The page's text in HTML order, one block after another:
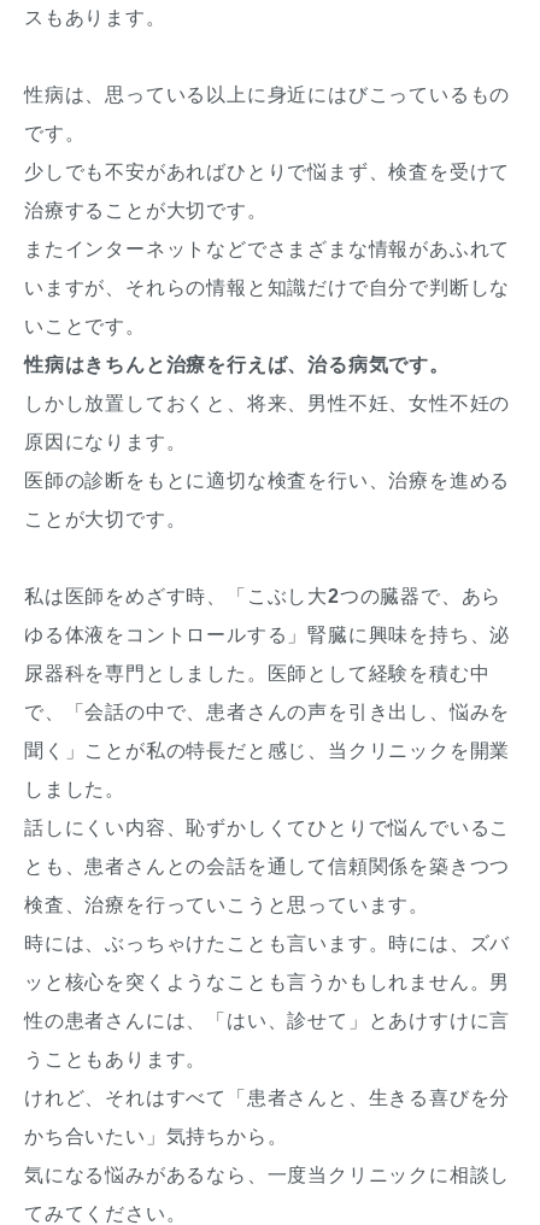
スもあります。
性病は、思っている以上に身近にはびこっているもの
です。
少しでも不安があればひとりで悩まず、検査を受けて
治療することが大切です。
またインターネットなどでさまざまな情報があふれて
いますが、それらの情報と知識だけで自分で判断しな
いことです。
性病はきちんと治療を行えば、治る病気です。
しかし放置しておくと、将来、男性不妊、女性不妊の
原因になります。
医師の診断をもとに適切な検査を行い、治療を進める
ことが大切です。
私は医師をめざす時、「こぶし大2つの臓器で、あら
ゆる体液をコントロールする」腎臓に興味を持ち、泌
尿器科を専門としました。医師として経験を積む中
で、「会話の中で、患者さんの声を引き出し、悩みを
聞く」ことが私の特長だと感じ、当クリニックを開業
しました。
話しにくい内容、恥ずかしくてひとりで悩んでいるこ
とも、患者さんとの会話を通して信頼関係を築きつつ
検査、治療を行っていこうと思っています。
時には、ぶっちゃけたことも言います。時には、ズバ
ッと核心を突くようなことも言うかもしれません。男
性の患者さんには、「はい、診せて」とあけすけに言
うこともあります。
けれど、それはすべて「患者さんと、生きる喜びを分
かち合いたい」気持ちから。
気になる悩みがあるなら、一度当クリニックに相談し
てみてください。